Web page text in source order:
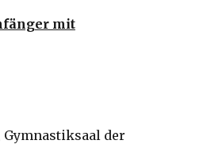
mit
Gymnastiksaal der